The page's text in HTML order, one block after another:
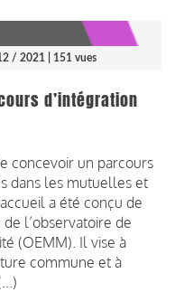
/ 2021 | 151 vues
d’intégration
concevoir un parcours
dans les mutuelles et
a été conçu de
l’observatoire de
(OEMM). Il vise à
commune et à